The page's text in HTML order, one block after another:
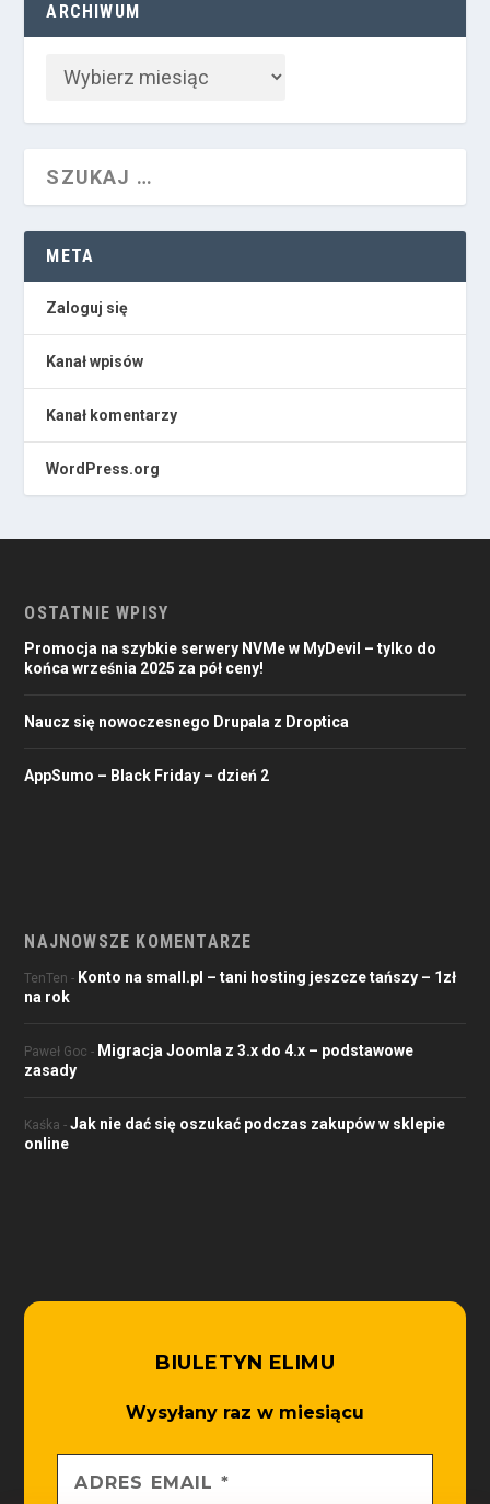
ARCHIWUM
META
Zaloguj się
Kanał wpisów
Kanał komentarzy
WordPress.org
OSTATNIE WPISY
Promocja na szybkie serwery NVMe w MyDevil – tylko do
końca września 2025 za pół ceny!
Naucz się nowoczesnego Drupala z Droptica
AppSumo – Black Friday – dzień 2
NAJNOWSZE KOMENTARZE
TenTen - Konto na small.pl – tani hosting jeszcze tańszy – 1zł
na rok
Paweł Goc - Migracja Joomla z 3.x do 4.x – podstawowe
zasady
Kaśka -Jak nie dać się oszukać podczas zakupów w sklepie
online
BIULETYN ELIMU
Wysyłany raz w miesiącu